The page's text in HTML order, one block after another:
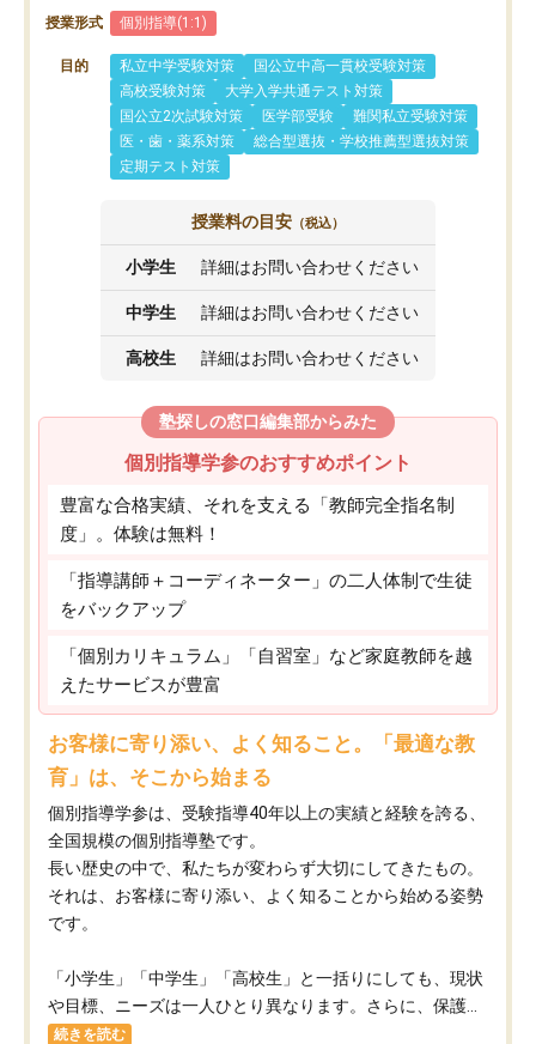
授業形式 個別指導(1:1)
目的 私立中学受験対策
国公立中高一貫校受験対策
高校受験対策
大学入学共通テスト対策
国公立2次試験対策
医学部受験
難関私立受験対策
医・歯・薬系対策
総合型選抜・学校推薦型選抜対策
定期テスト対策
授業料の目安 （税込）
小学生 詳細はお問い合わせください
中学生 詳細はお問い合わせください
高校生 詳細はお問い合わせください
塾探しの窓口編集部からみた
個別指導学参のおすすめポイント
豊富な合格実績、それを支える「教師完全指名制
度」。体験は無料！
「指導講師＋コーディネーター」の二人体制で生徒
をバックアップ
「個別カリキュラム」「自習室」など家庭教師を越
えたサービスが豊富
お客様に寄り添い、よく知ること。「最適な教
育」は、そこから始まる
個別指導学参は、受験指導40年以上の実績と経験を誇る、
全国規模の個別指導塾です。
長い歴史の中で、私たちが変わらず大切にしてきたもの。
それは、お客様に寄り添い、よく知ることから始める姿勢
です。
「小学生」「中学生」「高校生」と一括りにしても、現状
や目標、ニーズは一人ひとり異なります。さらに、保護...
続きを読む